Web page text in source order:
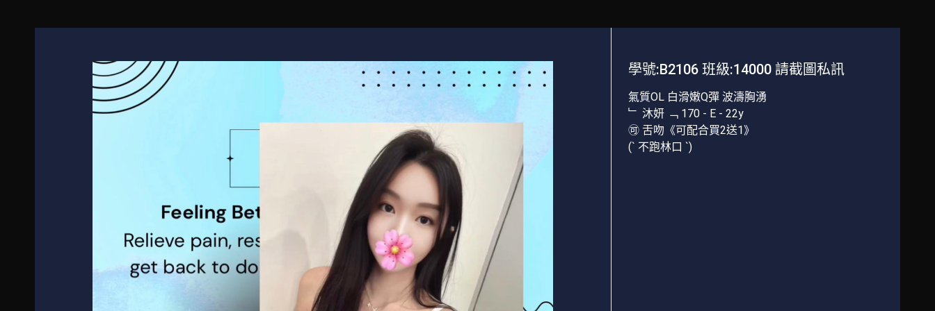
學號:B2106 班級:14000 請截圖私訊
氣質OL 白滑嫩Q彈 波濤胸湧
﹂ 沐妍 ﹁ 170 - E - 22y
🉑 舌吻《可配合買2送1》
(` 不跑林口 `)